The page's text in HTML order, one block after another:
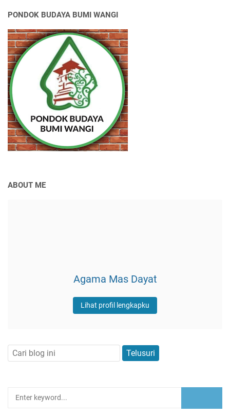
PONDOK BUDAYA BUMI WANGI
ABOUT ME
Agama Mas Dayat
Lihat profil lengkapku